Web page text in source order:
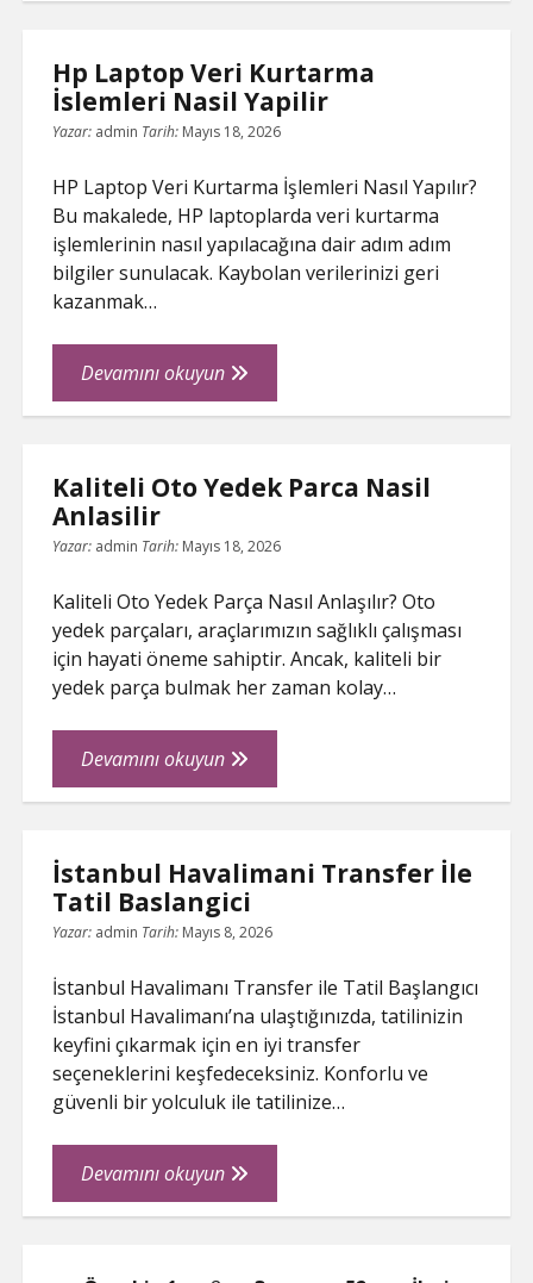
Cozumu
Hp Laptop Veri Kurtarma
İslemleri Nasil Yapilir
Yazar: admin Tarih: Mayıs 18, 2026
HP Laptop Veri Kurtarma İşlemleri Nasıl Yapılır?
Bu makalede, HP laptoplarda veri kurtarma
işlemlerinin nasıl yapılacağına dair adım adım
bilgiler sunulacak. Kaybolan verilerinizi geri
kazanmak…
Devamını okuyunHp
Laptop
İslemleri
Yapilir
Kaliteli Oto Yedek Parca Nasil
Anlasilir
Yazar: admin Tarih: Mayıs 18, 2026
Kaliteli Oto Yedek Parça Nasıl Anlaşılır? Oto
yedek parçaları, araçlarımızın sağlıklı çalışması
için hayati öneme sahiptir. Ancak, kaliteli bir
yedek parça bulmak her zaman kolay…
Devamını okuyunKaliteli
Oto
Nasil
Anlasilir
İstanbul Havalimani Transfer İle
Tatil Baslangici
Yazar: admin Tarih: Mayıs 8, 2026
İstanbul Havalimanı Transfer ile Tatil Başlangıcı
İstanbul Havalimanı’na ulaştığınızda, tatilinizin
keyfini çıkarmak için en iyi transfer
seçeneklerini keşfedeceksiniz. Konforlu ve
güvenli bir yolculuk ile tatilinize…
Devamını okuyunİstanbul
Havalimani